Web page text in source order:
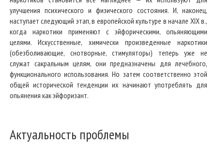
улучшения психического и физического состояния. И, наконец,
наступает следующий этап, в европейской культуре в начале XIX в.,
когда наркотики применяют с эйфорическими, опьяняющими
целями. Искусственные, химически произведенные наркотики
(обезболивающие, снотворные, стимуляторы) теперь уже не
служат сакральным целям, они предназначены для лечебного,
функционального использования. Но затем соответственно этой
общей исторической тенденции их начинают употреблять для
опьянения как эйфоризант.
Актуальность проблемы